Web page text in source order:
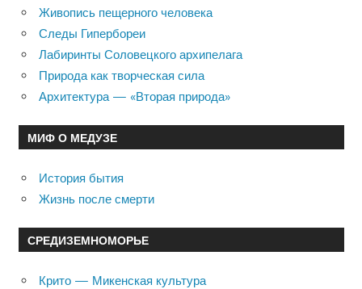
Живопись пещерного человека
Следы Гипербореи
Лабиринты Соловецкого архипелага
Природа как творческая сила
Архитектура — «Вторая природа»
МИФ О МЕДУЗЕ
История бытия
Жизнь после смерти
СРЕДИЗЕМНОМОРЬЕ
Крито — Микенская культура